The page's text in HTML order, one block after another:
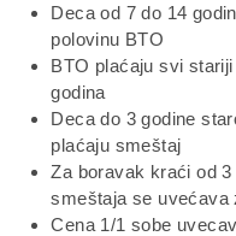
Deca od 7 do 14
polovinu BTO
BTO plaćaju svi
godina
Deca do 3 godine
plaćaju smeštaj
Za boravak kraći od
smeštaja se uvećava
Cena 1/1 sobe